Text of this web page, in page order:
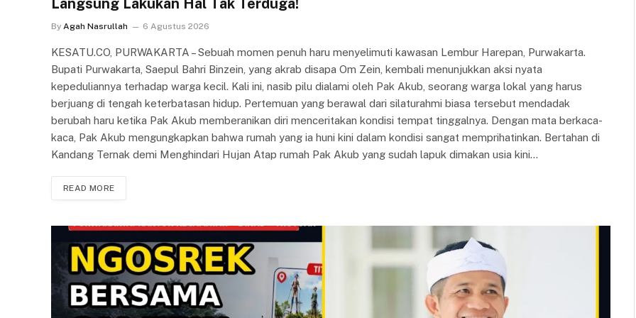
Langsung Lakukan Hal Tak Terduga!
By Agah Nasrullah 6 Agustus 2026
KESATU.CO, PURWAKARTA – Sebuah momen penuh haru menyelimuti kawasan Lembur Harepan, Purwakarta.
Bupati Purwakarta, Saepul Bahri Binzein, yang akrab disapa Om Zein, kembali menunjukkan aksi nyata
kepeduliannya terhadap warga kecil. Kali ini, nasib pilu dialami oleh Pak Akub, seorang warga lokal yang harus
berjuang di tengah keterbatasan hidup. Pertemuan yang berawal dari silaturahmi biasa tersebut mendadak
berubah haru ketika Pak Akub memberanikan diri menceritakan kondisi tempat tinggalnya. Dengan mata berkaca-
kaca, Pak Akub mengungkapkan bahwa rumah yang ia huni kini dalam kondisi sangat memprihatinkan. Bertahan di
Kandang Ternak demi Menghindari Hujan Atap rumah Pak Akub yang sudah lapuk dimakan usia kini…
READ MORE